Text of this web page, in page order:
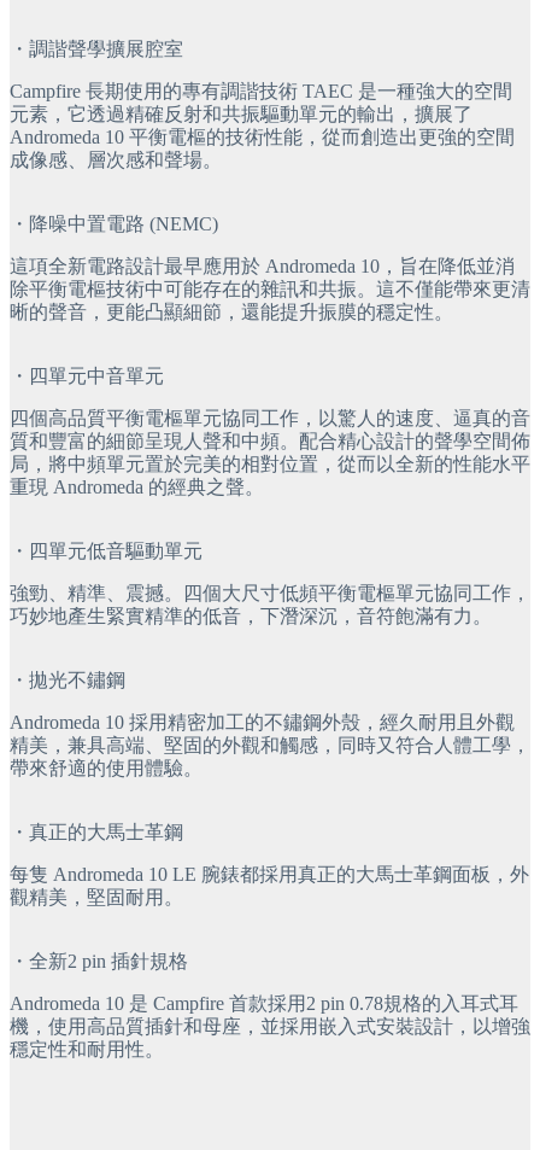
・ 調諧聲學擴展腔室
Campfire 長期使用的專有調諧技術 TAEC 是一種強大的空間
元素，它透過精確反射和共振驅動單元的輸出，擴展了
Andromeda 10 平衡電樞的技術性能，從而創造出更強的空間
成像感、層次感和聲場。
・ 降噪中置電路 (NEMC)
這項全新電路設計最早應用於 Andromeda 10，旨在降低並消
除平衡電樞技術中可能存在的雜訊和共振。這不僅能帶來更清
晰的聲音，更能凸顯細節，還能提升振膜的穩定性。
・ 四單元中音單元
四個高品質平衡電樞單元協同工作，以驚人的速度、逼真的音
質和豐富的細節呈現人聲和中頻。配合精心設計的聲學空間佈
局，將中頻單元置於完美的相對位置，從而以全新的性能水平
重現 Andromeda 的經典之聲。
・ 四單元低音驅動單元
強勁、精準、震撼。四個大尺寸低頻平衡電樞單元協同工作，
巧妙地產生緊實精準的低音，下潛深沉，音符飽滿有力。
・ 拋光不鏽鋼
Andromeda 10 採用精密加工的不鏽鋼外殼，經久耐用且外觀
精美，兼具高端、堅固的外觀和觸感，同時又符合人體工學，
帶來舒適的使用體驗。
・ 真正的大馬士革鋼
每隻 Andromeda 10 LE 腕錶都採用真正的大馬士革鋼面板，外
觀精美，堅固耐用。
・ 全新2 pin 插針規格
Andromeda 10 是 Campfire 首款採用2 pin 0.78規格的入耳式耳
機，使用高品質插針和母座，並採用嵌入式安裝設計，以增強
穩定性和耐用性。